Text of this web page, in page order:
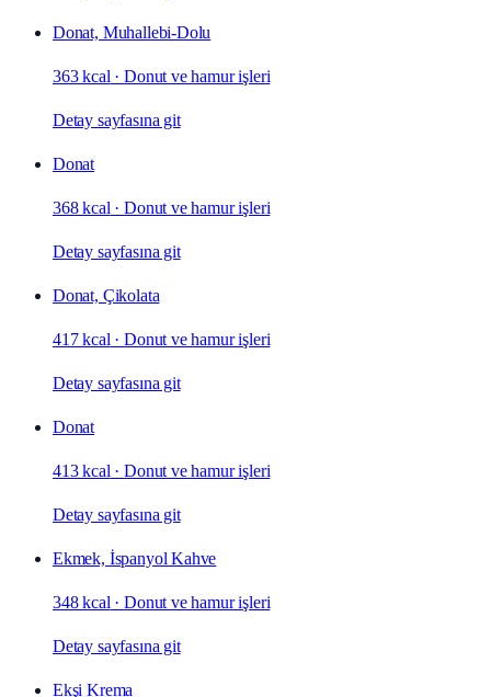
Donat, Muhallebi-Dolu
363 kcal ·Donut ve hamur işleri
Detay sayfasına git
Donat
368 kcal ·Donut ve hamur işleri
Detay sayfasına git
Donat, Çikolata
417 kcal ·Donut ve hamur işleri
Detay sayfasına git
Donat
413 kcal ·Donut ve hamur işleri
Detay sayfasına git
Ekmek, İspanyol Kahve
348 kcal ·Donut ve hamur işleri
Detay sayfasına git
Ekşi Krema